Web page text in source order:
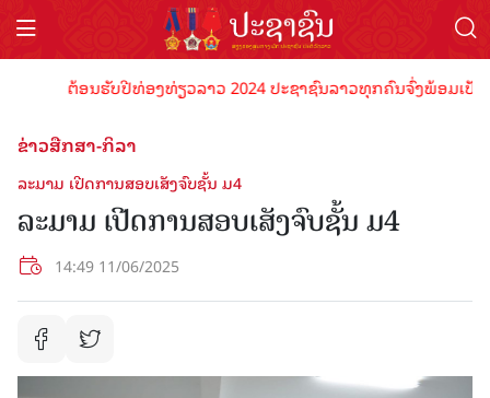
ຕ້ອນຮັບປີທ່ອງທ່ຽວລາວ 2024 ປະຊາຊົນລາວທຸກຄົນຈົ່ງພ້ອມເປັນເ
ຂ່າວສືກສາ-ກິລາ
ລະມາມ ເປີດການສອບເສັງຈົບຊັ້ນ ມ4
ລະມາມ ເປີດການສອບເສັງຈົບຊັ້ນ ມ4
14:49 11/06/2025